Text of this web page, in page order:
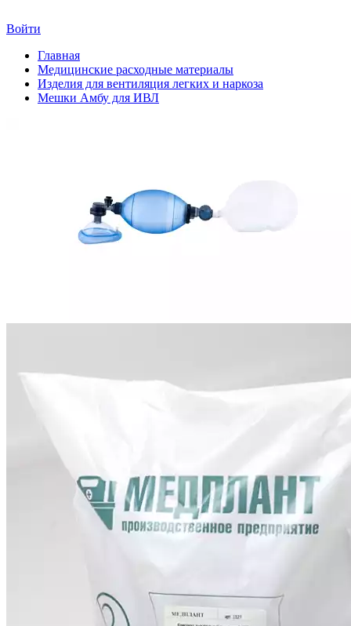
Войти
Главная
Медицинские расходные материалы
Изделия для вентиляция легких и наркоза
Мешки Амбу для ИВЛ